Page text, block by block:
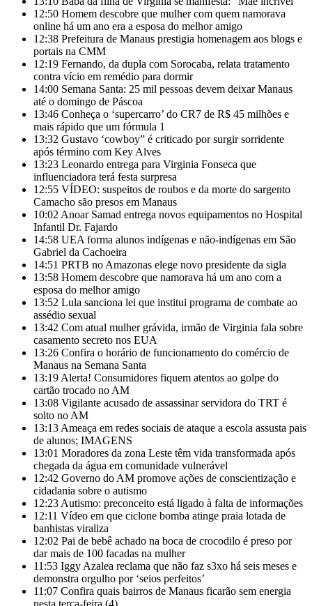
12:50 Homem descobre que mulher com quem namorava
online há um ano era a esposa do melhor amigo
12:38 Prefeitura de Manaus prestigia homenagem aos blogs e
portais na CMM
12:19 Fernando, da dupla com Sorocaba, relata tratamento
contra vício em remédio para dormir
14:00 Semana Santa: 25 mil pessoas devem deixar Manaus
até o domingo de Páscoa
13:46 Conheça o ‘supercarro’ do CR7 de R$ 45 milhões e
mais rápido que um fórmula 1
13:32 Gustavo ‘cowboy” é criticado por surgir sorridente
após término com Key Alves
13:23 Leonardo entrega para Virginia Fonseca que
influenciadora terá festa surpresa
12:55 VÍDEO: suspeitos de roubos e da morte do sargento
Camacho são presos em Manaus
10:02 Anoar Samad entrega novos equipamentos no Hospital
Infantil Dr. Fajardo
14:58 UEA forma alunos indígenas e não-indígenas em São
Gabriel da Cachoeira
14:51 PRTB no Amazonas elege novo presidente da sigla
13:58 Homem descobre que namorava há um ano com a
esposa do melhor amigo
13:52 Lula sanciona lei que institui programa de combate ao
assédio sexual
13:42 Com atual mulher grávida, irmão de Virginia fala sobre
casamento secreto nos EUA
13:26 Confira o horário de funcionamento do comércio de
Manaus na Semana Santa
13:19 Alerta! Consumidores fiquem atentos ao golpe do
cartão trocado no AM
13:08 Vigilante acusado de assassinar servidora do TRT é
solto no AM
13:13 Ameaça em redes sociais de ataque a escola assusta pais
de alunos; IMAGENS
13:01 Moradores da zona Leste têm vida transformada após
chegada da água em comunidade vulnerável
12:42 Governo do AM promove ações de conscientização e
cidadania sobre o autismo
12:23 Autismo: preconceito está ligado à falta de informações
12:11 Vídeo em que ciclone bomba atinge praia lotada de
banhistas viraliza
12:02 Pai de bebê achado na boca de crocodilo é preso por
dar mais de 100 facadas na mulher
11:53 Iggy Azalea reclama que não faz s3xo há seis meses e
demonstra orgulho por ‘seios perfeitos’
11:07 Confira quais bairros de Manaus ficarão sem energia
nesta terça-feira (4)